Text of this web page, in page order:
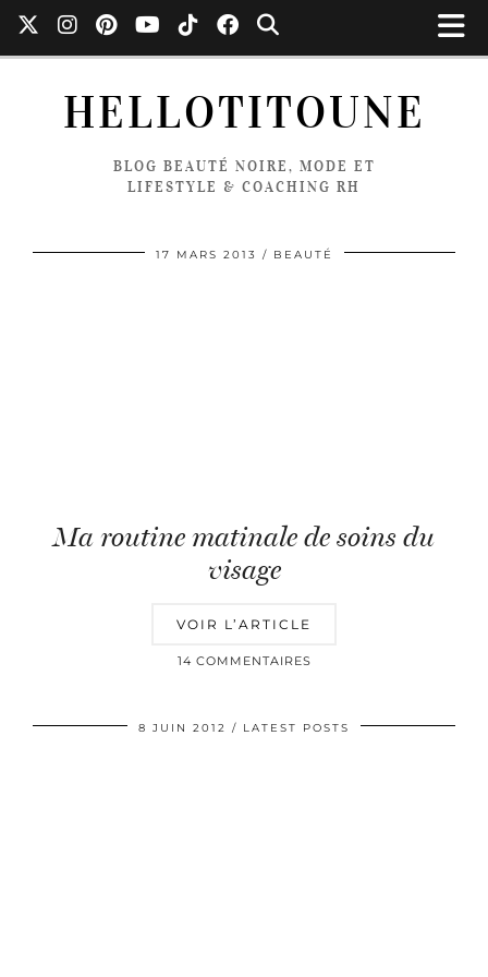
HELLOTITOUNE
BLOG BEAUTÉ NOIRE, MODE ET
LIFESTYLE & COACHING RH
17 MARS 2013 BEAUTÉ
Ma routine matinale de soins du
visage
VOIR L’ARTICLE
14 COMMENTAIRES
8 JUIN 2012 LATEST POSTS